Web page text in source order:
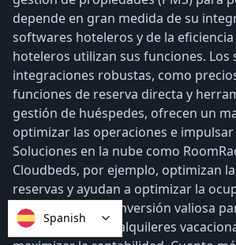
depende en gran medida de su
softwares hoteleros y de la
hoteleros utilizan sus funciones. Los
integraciones robustas, como
funciones de reserva directa y
gestión de huéspedes, ofrecen un
optimizar las operaciones e
Soluciones en la nube como
Cloudbeds, por ejemplo, optimizan
reservas y ayudan a optimizar la
convierte en una inversión valiosa
independientes y alquileres
Spanish